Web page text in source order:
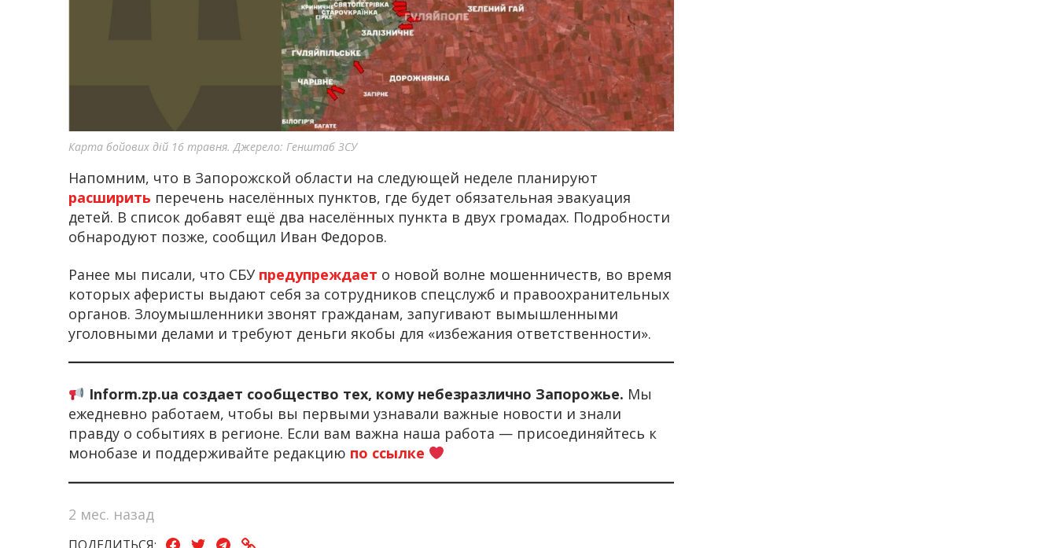
Карта бойових дій 16 травня. Джерело: Генштаб ЗСУ
Напомним, что в Запорожской области на следующей неделе планируют
расширить перечень населённых пунктов, где будет обязательная эвакуация
детей. В список добавят ещё два населённых пункта в двух громадах. Подробности
обнародуют позже, сообщил Иван Федоров.
Ранее мы писали, что СБУ предупреждает о новой волне мошенничеств, во время
которых аферисты выдают себя за сотрудников спецслужб и правоохранительных
органов. Злоумышленники звонят гражданам, запугивают вымышленными
уголовными делами и требуют деньги якобы для «избежания ответственности».
Inform.zp.ua создает сообщество тех, кому небезразлично Запорожье. Мы
ежедневно работаем, чтобы вы первыми узнавали важные новости и знали
правду о событиях в регионе. Если вам важна наша работа — присоединяйтесь к
монобазе и поддерживайте редакцию по ссылке
2 мес. назад